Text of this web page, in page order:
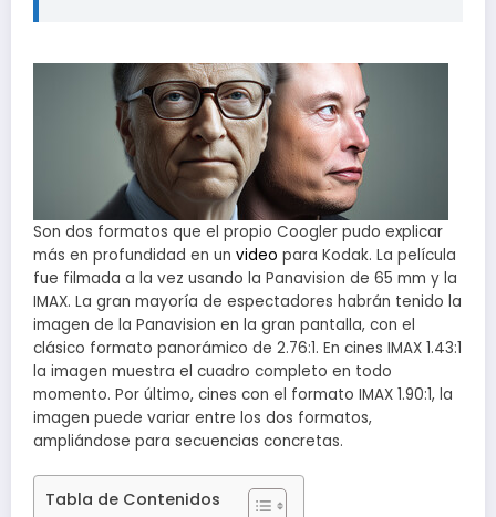
Son dos formatos que el propio Coogler pudo explicar
más en profundidad en un video para Kodak. La película
fue filmada a la vez usando la Panavision de 65 mm y la
IMAX. La gran mayoría de espectadores habrán tenido la
imagen de la Panavision en la gran pantalla, con el
clásico formato panorámico de 2.76:1. En cines IMAX 1.43:1
la imagen muestra el cuadro completo en todo
momento. Por último, cines con el formato IMAX 1.90:1, la
imagen puede variar entre los dos formatos,
ampliándose para secuencias concretas.
Tabla de Contenidos